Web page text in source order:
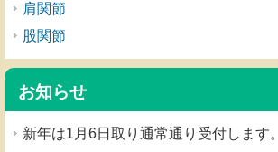
肩関節
股関節
お知らせ
新年は1月6日取り通常通り受付します。